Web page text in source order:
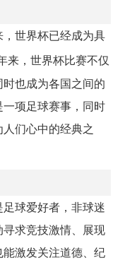
世界杯已经成为具
来，世界杯比赛不仅
也成为各国之间的
项足球赛事，同时
们心中的经典之
球爱好者，非球迷
求竞技激情、展现
激发关注道德、纪